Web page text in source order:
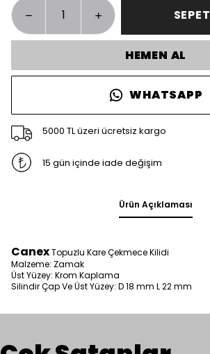
HEMEN AL
WHATSAPP
5000 TL üzeri ücretsiz kargo
15 gün içinde iade değişim
Ürün Açıklaması
CanexTopuzlu Kare Çekmece Kilidi
Malzeme: Zamak
Üst Yüzey: Krom Kaplama
Silindir Çap Ve Üst Yüzey: D 18 mm L 22 mm